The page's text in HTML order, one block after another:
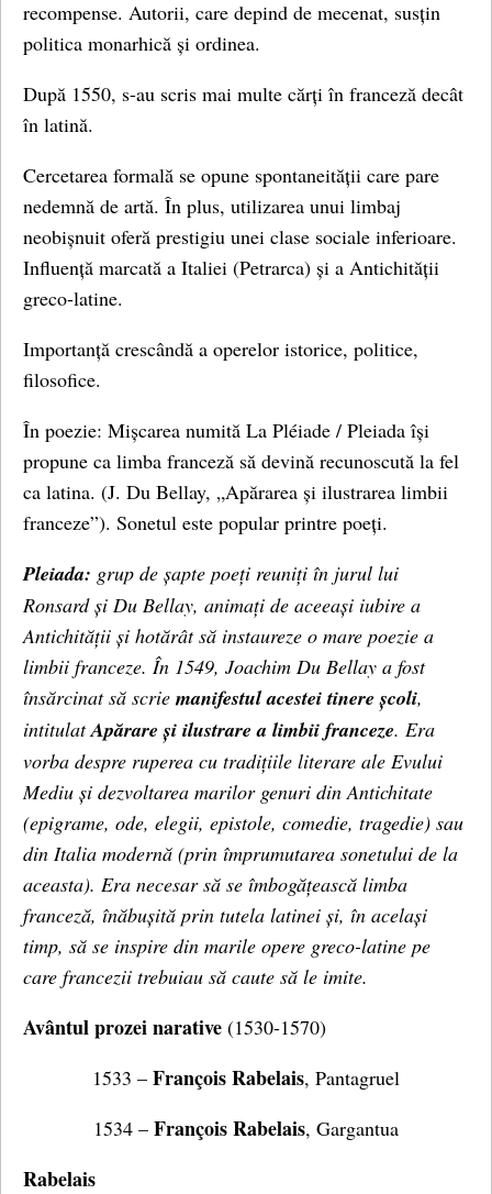
recompense. Autorii, care depind de mecenat, susțin
politica monarhică și ordinea.
După 1550, s-au scris mai multe cărți în franceză decât
în ​​latină.
Cercetarea formală se opune spontaneității care pare
nedemnă de artă. În plus, utilizarea unui limbaj
neobișnuit oferă prestigiu unei clase sociale inferioare.
Influență marcată a Italiei (Petrarca) și a Antichității
greco-latine.
Importanță crescândă a operelor istorice, politice,
filosofice.
În poezie: Mișcarea numită La Pléiade / Pleiada își
propune ca limba franceză să devină recunoscută la fel
ca latina. (J. Du Bellay, „Apărarea și ilustrarea limbii
franceze”). Sonetul este popular printre poeți.
Pleiada: grup de șapte poeți reuniți în jurul lui
Ronsard și Du Bellay, animați de aceeași iubire a
Antichității și hotărât să instaureze o mare poezie a
limbii franceze. În 1549, Joachim Du Bellay a fost
însărcinat să scrie manifestul acestei tinere școli,
intitulatApărare și ilustrare a limbii franceze. Era
vorba despre ruperea cu tradițiile literare ale Evului
Mediu și dezvoltarea marilor genuri din Antichitate
(epigrame, ode, elegii, epistole, comedie, tragedie) sau
din Italia modernă (prin împrumutarea sonetului de la
aceasta). Era necesar să se îmbogățească limba
franceză, înăbușită prin tutela latinei și, în același
timp, să se inspire din marile opere greco-latine pe
care francezii trebuiau să caute să le imite.
Avântul prozei narative (1530-1570)
1533 – François Rabelais, Pantagruel
1534 – François Rabelais, Gargantua
Rabelais